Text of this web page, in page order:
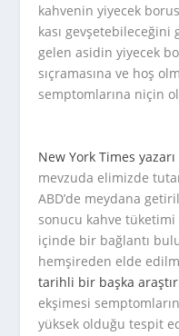
kahvenin yiyecek
kası
gelen asidin yiyecek
sıçramasına ve hoş
semptomlarına niçin
New York Times
mevzuda elimizde
ABD’de meydana
sonucu kahve
içinde bir bağlantı
hemşireden elde
tarihli bir başka
ekşimesi
yüksek olduğu tespit